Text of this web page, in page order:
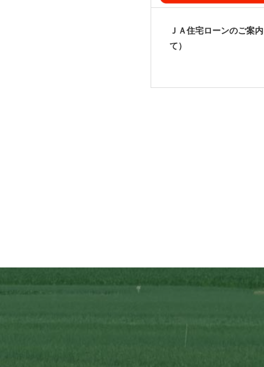
ＪＡ住宅ローンのご案
て）